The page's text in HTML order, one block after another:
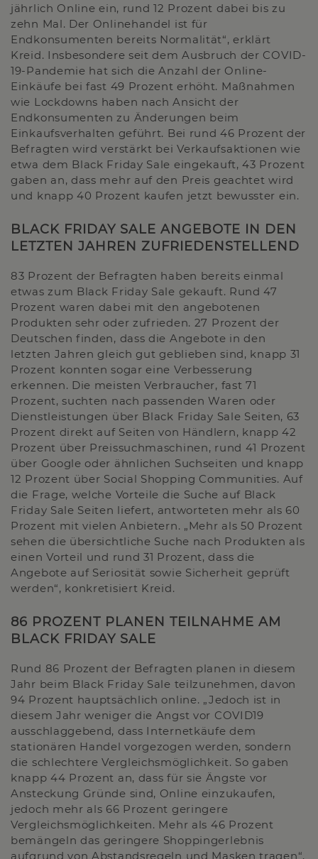
jährlich Online ein, rund 12 Prozent dabei bis zu
zehn Mal. Der Onlinehandel ist für
Endkonsumenten bereits Normalität“, erklärt
Kreid. Insbesondere seit dem Ausbruch der COVID-
19-Pandemie hat sich die Anzahl der Online-
Einkäufe bei fast 49 Prozent erhöht. Maßnahmen
wie Lockdowns haben nach Ansicht der
Endkonsumenten zu Änderungen beim
Einkaufsverhalten geführt. Bei rund 46 Prozent der
Befragten wird verstärkt bei Verkaufsaktionen wie
etwa dem Black Friday Sale eingekauft, 43 Prozent
gaben an, dass mehr auf den Preis geachtet wird
und knapp 40 Prozent kaufen jetzt bewusster ein.
BLACK FRIDAY SALE ANGEBOTE IN DEN
LETZTEN JAHREN ZUFRIEDENSTELLEND
83 Prozent der Befragten haben bereits einmal
etwas zum Black Friday Sale gekauft. Rund 47
Prozent waren dabei mit den angebotenen
Produkten sehr oder zufrieden. 27 Prozent der
Deutschen finden, dass die Angebote in den
letzten Jahren gleich gut geblieben sind, knapp 31
Prozent konnten sogar eine Verbesserung
erkennen. Die meisten Verbraucher, fast 71
Prozent, suchten nach passenden Waren oder
Dienstleistungen über Black Friday Sale Seiten, 63
Prozent direkt auf Seiten von Händlern, knapp 42
Prozent über Preissuchmaschinen, rund 41 Prozent
über Google oder ähnlichen Suchseiten und knapp
12 Prozent über Social Shopping Communities. Auf
die Frage, welche Vorteile die Suche auf Black
Friday Sale Seiten liefert, antworteten mehr als 60
Prozent mit vielen Anbietern. „Mehr als 50 Prozent
sehen die übersichtliche Suche nach Produkten als
einen Vorteil und rund 31 Prozent, dass die
Angebote auf Seriosität sowie Sicherheit geprüft
werden“, konkretisiert Kreid.
86 PROZENT PLANEN TEILNAHME AM
BLACK FRIDAY SALE
Rund 86 Prozent der Befragten planen in diesem
Jahr beim Black Friday Sale teilzunehmen, davon
94 Prozent hauptsächlich online. „Jedoch ist in
diesem Jahr weniger die Angst vor COVID19
ausschlaggebend, dass Internetkäufe dem
stationären Handel vorgezogen werden, sondern
die schlechtere Vergleichsmöglichkeit. So gaben
knapp 44 Prozent an, dass für sie Ängste vor
Ansteckung Gründe sind, Online einzukaufen,
jedoch mehr als 66 Prozent geringere
Vergleichsmöglichkeiten. Mehr als 46 Prozent
bemängeln das geringere Shoppingerlebnis
aufgrund von Abstandsregeln und Masken tragen“,